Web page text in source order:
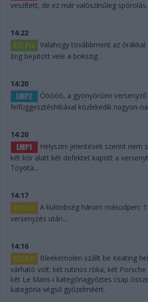
veszített, de ez már valószínűleg
14:22
Valahogy továbbment az
Eng bejutott vele a bokszig...
14:20
Óóóóó, a gyönyörűen versenyző
felfüggesztéshibával közlekedik nagyon-
14:20
Helyszíni jelentések szerint nem
két kör alatt két defektet kapott a
Toyota...
14:17
A különbség három másodperc
versenyzés után...
14:16
Bleekemolen szállt be Keating
várható volt: két rutinos róka, két Porsche
két Le Mans-i kategóriagyőztes csap
kategória végső győzelméért.